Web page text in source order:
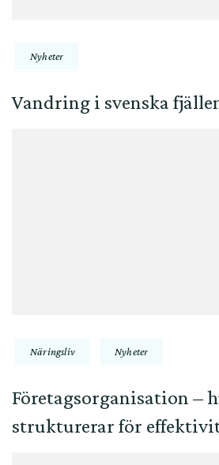
Nyheter
Vandring i svenska
Näringsliv Nyheter
Företagsorganisation –
strukturerar för